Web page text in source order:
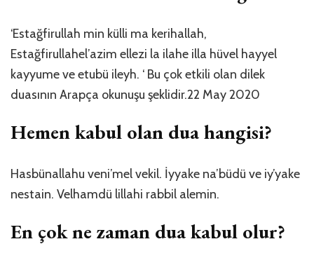
‘Estağfirullah min külli ma kerihallah,
Estağfirullahel’azim ellezi la ilahe illa hüvel hayyel
kayyume ve etubü ileyh. ‘ Bu çok etkili olan dilek
duasının Arapça okunuşu şeklidir.22 May 2020
Hemen kabul olan dua hangisi?
Hasbünallahu veni’mel vekil. İyyake na’büdü ve iy’yake
nestain. Velhamdü lillahi rabbil alemin.
En çok ne zaman dua kabul olur?